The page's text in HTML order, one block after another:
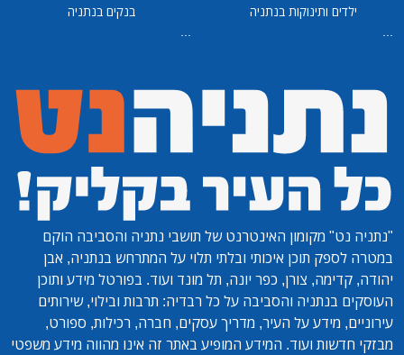
ילדים ותינוקות בנתניה
בנקים בנתניה
נט"מקומון האינטרנט של תושבי נתניה והסביבה הוקם
לספק תוכן איכותי ובלתי תלוי על המתרחש בנתניה, אבן
קדימה, צורן, כפר יונה, תל מונד ועוד. בפורטל מידע ותוכן
בנתניה והסביבה על כל רבדיה: תרבות ובילוי, שירותים
מידע על העיר, מדריך עסקים, חברה, רכילות, ספורט,
חדשות ועוד. המידע המופיע באתר זה אינו מהווה מידע משפטי